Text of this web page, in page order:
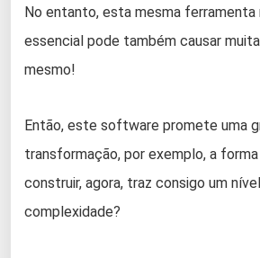
No entanto, esta mesma ferramenta
essencial pode também causar
mesmo!
Então, este software promete uma
transformação, por exemplo, a
construir, agora, traz consigo um
complexidade?